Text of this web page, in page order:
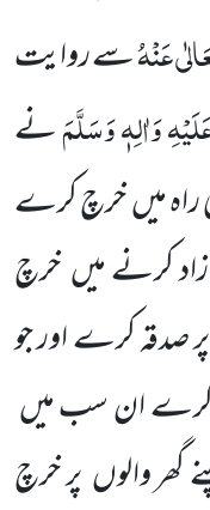
عَنْہُسے روایت
وَاٰلِہٖ وَسَلَّمَنے
راہ میں خرچ کرے
کرنے میں خرچ
صدقہ کرے اور جو
کرے ان سب میں
گھر والوں پر خرچ